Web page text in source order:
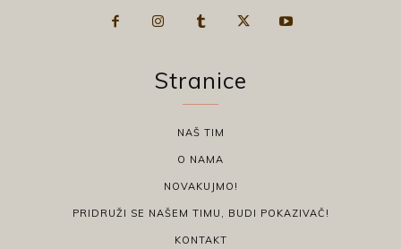
Stranice
NAŠ TIM
O NAMA
NOVAKUJMO!
PRIDRUŽI SE NAŠEM TIMU, BUDI POKAZIVAČ!
KONTAKT